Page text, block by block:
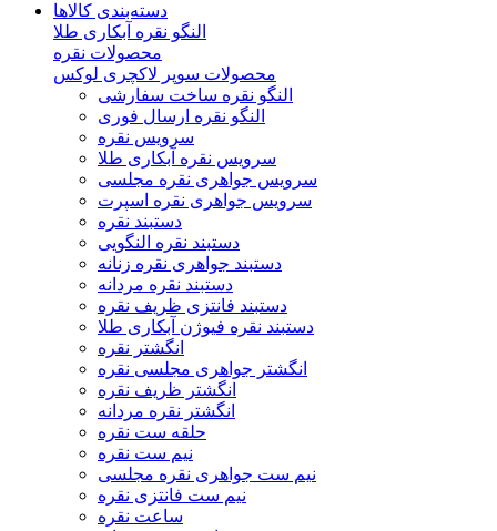
دسته‌بندی‌ کالاها
النگو نقره آبکاری طلا
محصولات نقره
محصولات سوپر لاکچری لوکس
النگو نقره ساخت سفارشی
النگو نقره ارسال فوری
سرویس نقره
سرویس نقره آبکاری طلا
سرویس جواهری نقره مجلسی
سرویس جواهری نقره اسپرت
دستبند نقره
دستبند نقره النگویی
دستبند جواهری نقره زنانه
دستبند نقره مردانه
دستبند فانتزی ظریف نقره
دستبند نقره فیوژن آبکاری طلا
انگشتر نقره
انگشتر جواهری مجلسی نقره
انگشتر ظریف نقره
انگشتر نقره مردانه
حلقه ست نقره
نیم ست نقره
نیم ست جواهری نقره مجلسی
نیم ست فانتزی نقره
ساعت نقره